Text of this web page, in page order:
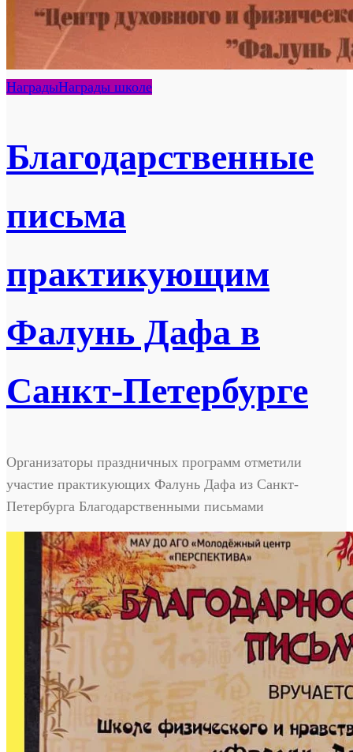
НаградыНаграды школе
Благодарственные
письма
практикующим
Фалунь Дафа в
Санкт-Петербурге
Организаторы праздничных программ отметили
участие практикующих Фалунь Дафа из Санкт-
Петербурга Благодарственными письмами